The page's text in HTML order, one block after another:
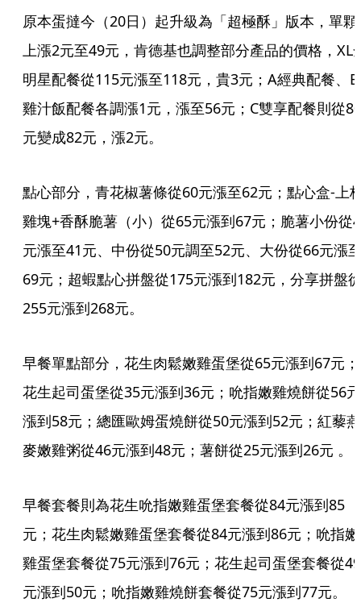
原本蛋撻今（20日）起升級為「超極酥」版本，單顆
上漲2元至49元，肯德基也調整部分產品的價格，XL
明星配餐從115元漲至118元，貴3元；A經典配餐、B
雞汁飯配餐各調漲1元，漲至56元；C雙享配餐則從80
元變成82元，漲2元。
點心部分，青花椒薯條從60元漲至62元；點心盒-上
雞塊+香酥脆薯（小）從65元漲到67元；脆薯小份從
元漲至41元、中份從50元調至52元、大份從66元漲
69元；超蝦點心拼盤從175元漲到182元，分享拼盤
255元漲到268元。
早餐單點部分，花生肉鬆嫩雞蛋堡從65元漲到67元；
花生起司蛋堡從35元漲到36元；吮指嫩雞燒餅從56元
漲到58元；總匯歐姆蛋燒餅從50元漲到52元；紅藜燕
麥嫩雞粥從46元漲到48元；薯餅從25元漲到26元 。
早餐套餐則為花生吮指嫩雞蛋堡套餐從84元漲到85
元；花生肉鬆嫩雞蛋堡套餐從84元漲到86元；吮指嫩
雞蛋堡套餐從75元漲到76元；花生起司蛋堡套餐從49
元漲到50元；吮指嫩雞燒餅套餐從75元漲到77元。